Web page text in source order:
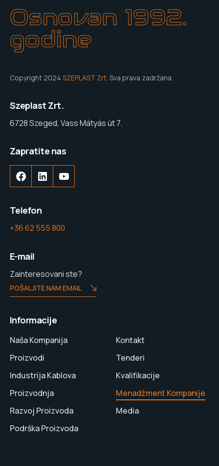
Osnovan 1992.
godine
Copyright 2024 SZEPLAST Zrt. Sva prava zadržana.
Szeplast Zrt.
6728 Szeged, Vass Mátyás út 7.
Zapratite nas
Telefon
+36 62 555 800
E-mail
Zainteresovani ste?
POŠALJITE NAM EMAIL
Informacije
Naša Kompanija
Proizvodi
Industrija Kablova
Proizvodnja
Razvoj Proizvoda
Podrška Proizvoda
Kontakt
Tenderi
Kvalifikacije
Menadžment Kompanije
Media